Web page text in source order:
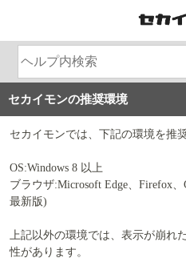
セカイモンの推奨環境
セカイモンでは、下記の環境を推
OS:Windows 8 以上
ブラウザ:Microsoft Edge、Firefox
最新版)
上記以外の環境では、表示が崩れ
性があります。